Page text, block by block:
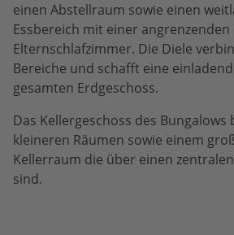
einen Abstellraum sowie einen
Essbereich mit einer angrenzenden
Elternschlafzimmer. Die Diele
Bereiche und schafft eine
gesamten Erdgeschoss.
Das Kellergeschoss des Bungalows
kleineren Räumen sowie einem
Kellerraum die über einen
sind.